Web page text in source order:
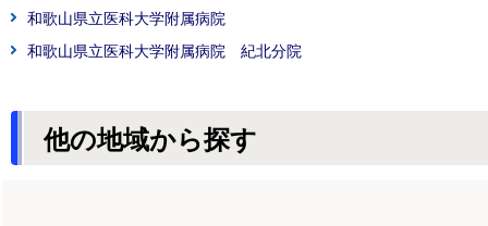
和歌山県立医科大学附属病院
和歌山県立医科大学附属病院 紀北分院
他の地域から探す